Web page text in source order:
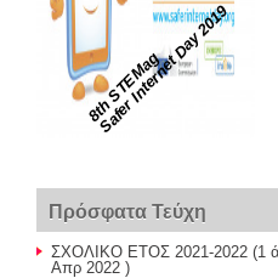
8th STEMag
Safer Internet Day 2019
Πρόσφατα Τεύχη
ΣΧΟΛΙΚΟ ΕΤΟΣ 2021-2022 (1
Απρ 2022 )